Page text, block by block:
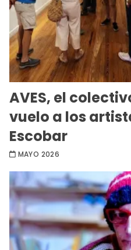
AVES, el
vuelo a los
Escobar
MAYO 2026